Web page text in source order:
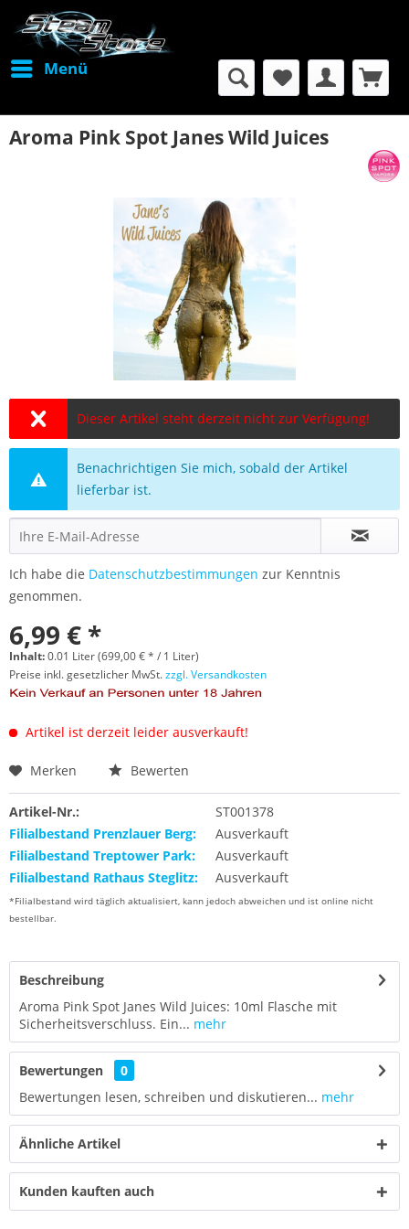
Menü
Aroma Pink Spot Janes Wild Juices
Dieser Artikel steht derzeit nicht zur Verfügung!
Benachrichtigen Sie mich, sobald der Artikel
lieferbar ist.
Ich habe die Datenschutzbestimmungen zur Kenntnis
genommen.
6,99 € *
Inhalt:0.01 Liter (699,00 € * / 1 Liter)
Preise inkl. gesetzlicher MwSt.zzgl. Versandkosten
Artikel ist derzeit leider ausverkauft!
Merken Bewerten
Artikel-Nr.:
ST001378
Filialbestand Prenzlauer Berg:
Ausverkauft
Filialbestand Treptower Park:
Ausverkauft
Filialbestand Rathaus Steglitz:
Ausverkauft
*Filialbestand wird täglich aktualisiert, kann jedoch abweichen und ist online nicht
bestellbar.
Beschreibung
Aroma Pink Spot Janes Wild Juices: 10ml Flasche mit
Sicherheitsverschluss. Ein... mehr
Bewertungen
0
Bewertungen lesen, schreiben und diskutieren... mehr
Ähnliche Artikel
Kunden kauften auch